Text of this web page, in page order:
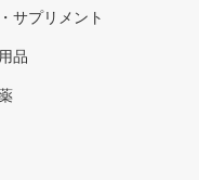
サプリメント
品